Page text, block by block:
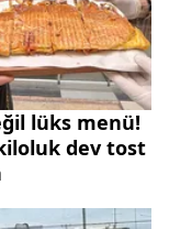
lüks menü!
dev tost